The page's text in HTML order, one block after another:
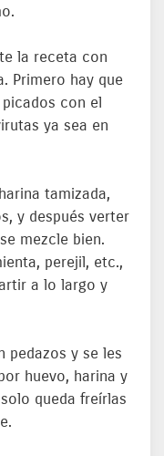
la receta con
Primero hay que
con el
ya sea en
tamizada,
y después verter
mezcle bien.
perejil, etc.,
a lo largo y
pedazos y se les
huevo, harina y
queda freírlas